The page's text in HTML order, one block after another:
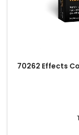
70262 Effects